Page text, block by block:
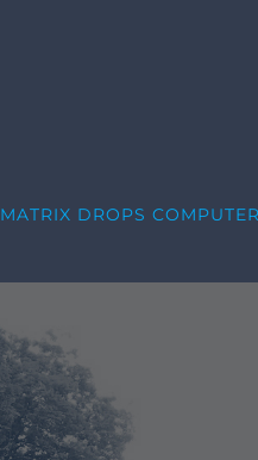
MATRIX DROPS COMPUTER